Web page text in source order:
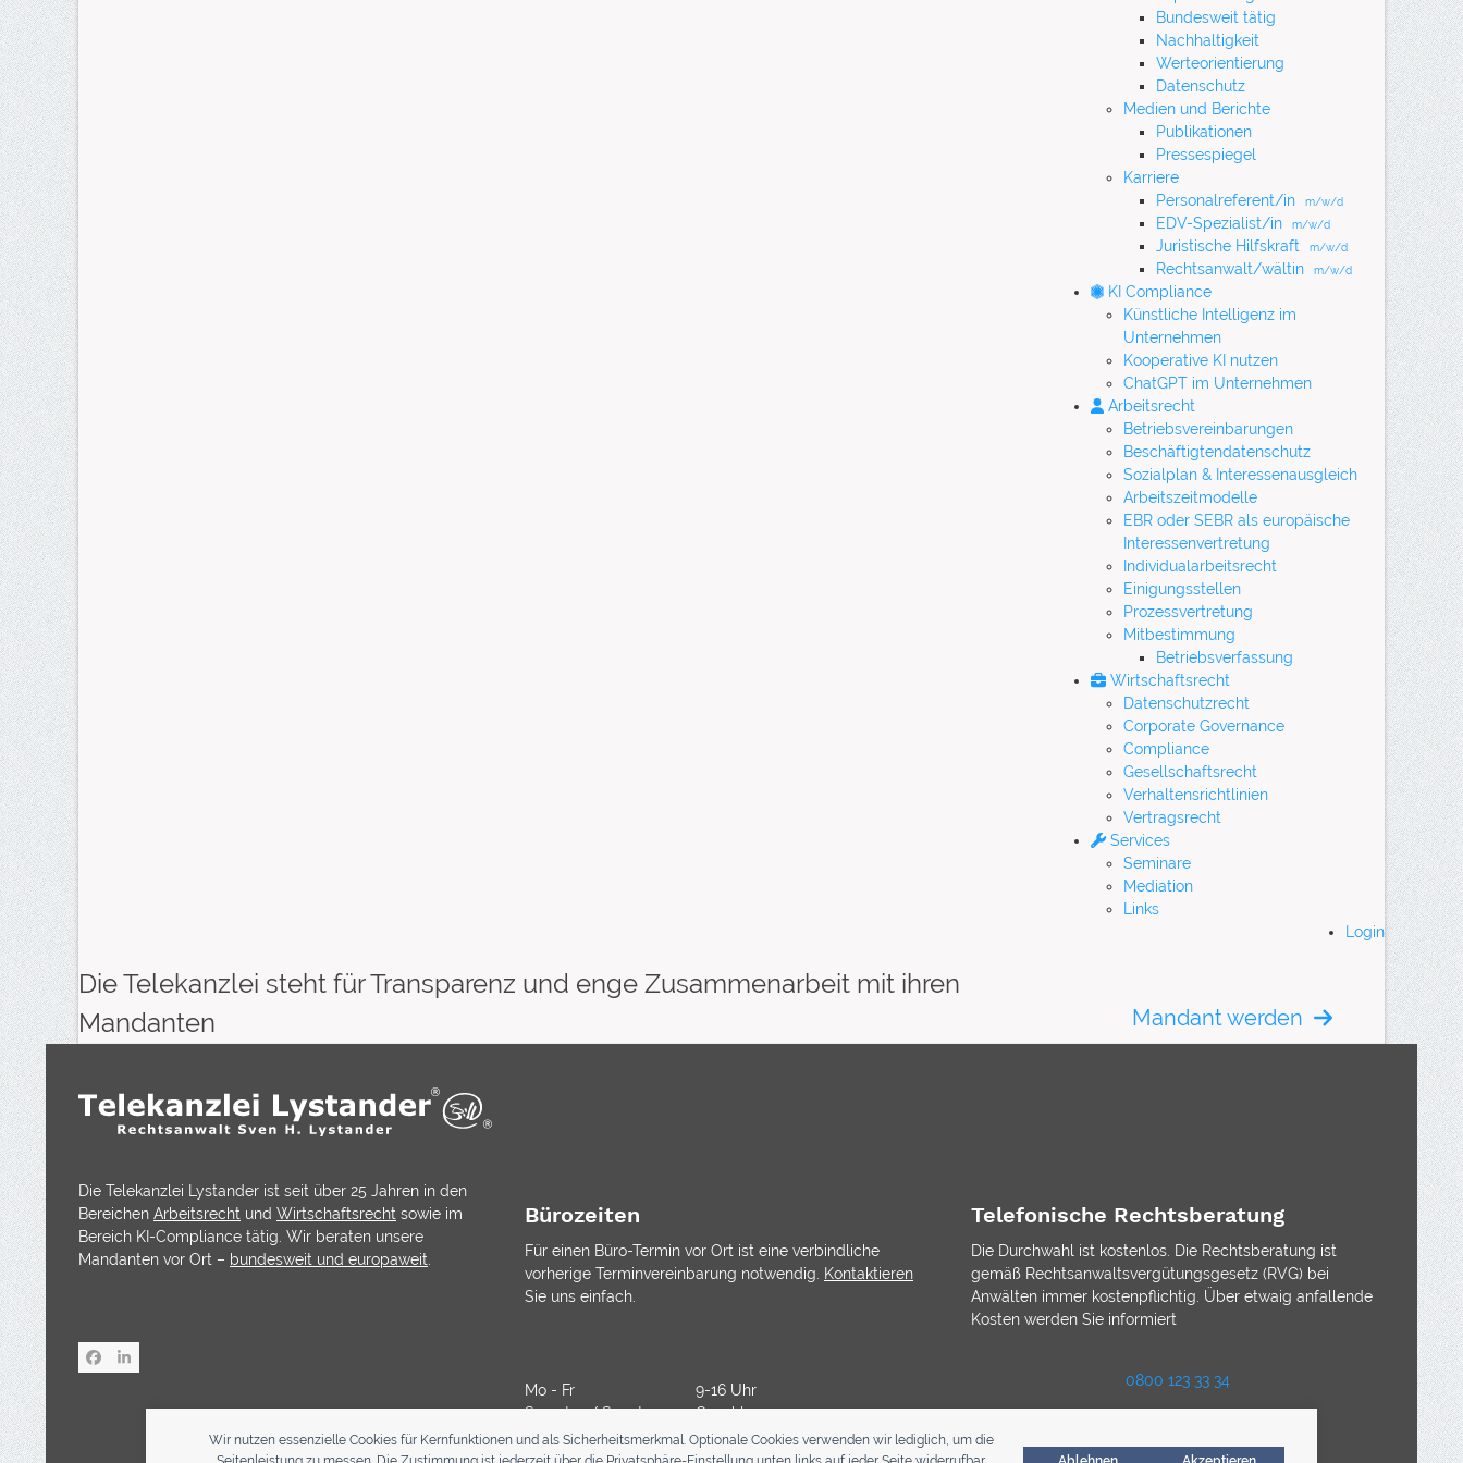
Wir nutzen essenzielle Cookies für Kernfunktionen und als Sicherheitsmerkmal. Optionale Cookies verwenden wir lediglich, um die
Bundesweit tätig
Nachhaltigkeit
Werteorientierung
Datenschutz
Medien und Berichte
Publikationen
Pressespiegel
Karriere
Personalreferent/in
m/w/d
EDV-Spezialist/in m/w/d
Juristische Hilfskraft m/w/d
Rechtsanwalt/wältin m/w/d
KI Compliance
Künstliche Intelligenz im
Unternehmen
Kooperative KI nutzen
ChatGPT im Unternehmen
Arbeitsrecht
Betriebsvereinbarungen
Beschäftigtendatenschutz
Sozialplan & Interessenausgleich
Arbeitszeitmodelle
EBR oder SEBR als europäische
Interessenvertretung
Individualarbeitsrecht
Einigungsstellen
Prozessvertretung
Mitbestimmung
Betriebsverfassung
Wirtschaftsrecht
Datenschutzrecht
Corporate Governance
Compliance
Gesellschaftsrecht
Verhaltensrichtlinien
Vertragsrecht
Services
Seminare
Mediation
Links
Login
Die Telekanzlei steht für Transparenz und enge Zusammenarbeit mit ihren
Mandanten
Mandant werden
Die Telekanzlei Lystander ist seit über 25 Jahren in den
Bereichen Arbeitsrecht und Wirtschaftsrecht sowie im
Bereich KI-Compliance tätig. Wir beraten unsere
Mandanten vor Ort – bundesweit und europaweit
Facebook
LinkedIn
Bürozeiten
Für einen Büro-Termin vor Ort ist eine verbindliche
vorherige Terminvereinbarung notwendig.
Kontaktieren
Sie uns einfach.
Mo - Fr
9-16 Uhr
Samstag/ Sonntag
Geschlossen
Telefonische Rechtsberatung
Die Durchwahl ist kostenlos. Die Rechtsberatung ist
gemäß Rechtsanwaltsvergütungsgesetz (RVG) bei
Anwälten immer kostenpflichtig. Über etwaig anfallende
Kosten werden Sie informiert
0800 123 33 34